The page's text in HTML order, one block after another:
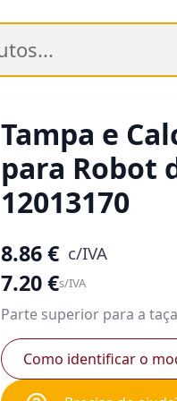
Tampa e
para Robot
12013170
8.86€ c/IVA
7.20€s/IVA
Parte superior para a
Como identificar o